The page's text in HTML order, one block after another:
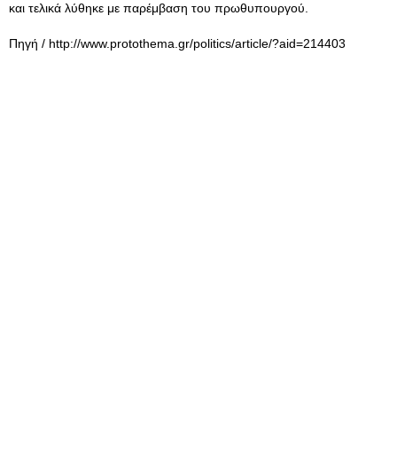
και τελικά λύθηκε με παρέμβαση του πρωθυπουργού.
Πηγή / http://www.protothema.gr/politics/article/?aid=214403